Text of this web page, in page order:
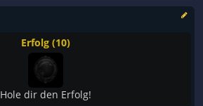
Erfolg (10)
Hole dir den Erfolg!